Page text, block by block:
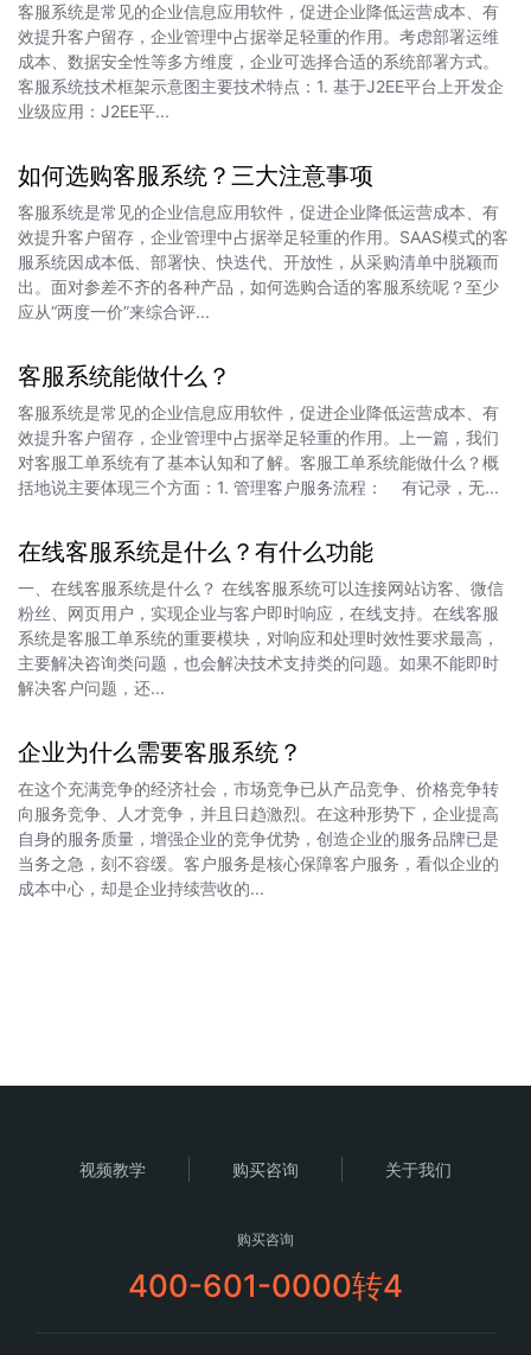
客服系统是常见的企业信息应用软件，促进企业降低运营成本、有
效提升客户留存，企业管理中占据举足轻重的作用。考虑部署运维
成本、数据安全性等多方维度，企业可选择合适的系统部署方式。
客服系统技术框架示意图主要技术特点：1. 基于J2EE平台上开发企
业级应用：J2EE平...
如何选购客服系统？三大注意事项
客服系统是常见的企业信息应用软件，促进企业降低运营成本、有
效提升客户留存，企业管理中占据举足轻重的作用。SAAS模式的客
服系统因成本低、部署快、快迭代、开放性，从采购清单中脱颖而
出。面对参差不齐的各种产品，如何选购合适的客服系统呢？至少
应从“两度一价”来综合评...
客服系统能做什么？
客服系统是常见的企业信息应用软件，促进企业降低运营成本、有
效提升客户留存，企业管理中占据举足轻重的作用。上一篇，我们
对客服工单系统有了基本认知和了解。客服工单系统能做什么？概
括地说主要体现三个方面：1. 管理客户服务流程： 有记录，无...
在线客服系统是什么？有什么功能
一、在线客服系统是什么？ 在线客服系统可以连接网站访客、微信
粉丝、网页用户，实现企业与客户即时响应，在线支持。在线客服
系统是客服工单系统的重要模块，对响应和处理时效性要求最高，
主要解决咨询类问题，也会解决技术支持类的问题。如果不能即时
解决客户问题，还...
企业为什么需要客服系统？
在这个充满竞争的经济社会，市场竞争已从产品竞争、价格竞争转
向服务竞争、人才竞争，并且日趋激烈。在这种形势下，企业提高
自身的服务质量，增强企业的竞争优势，创造企业的服务品牌已是
当务之急，刻不容缓。客户服务是核心保障客户服务，看似企业的
成本中心，却是企业持续营收的...
视频教学 购买咨询 关于我们
购买咨询
400-601-0000转4